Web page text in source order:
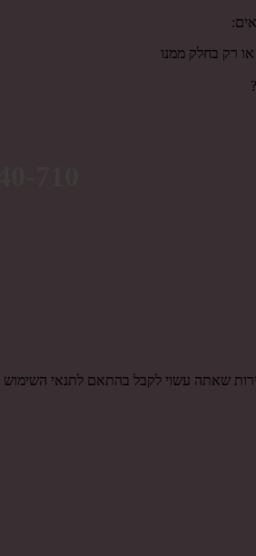
רק בחלק ממנו
שאתה עשוי לקבל בהתאם לתנאי השימוש